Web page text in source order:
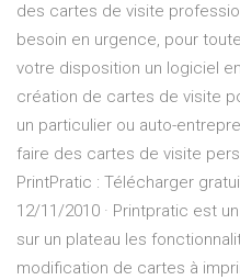
des cartes de visite
besoin en urgence, pour
votre disposition un logiciel
création de cartes de visite
un particulier ou auto-
faire des cartes de visite
PrintPratic : Télécharger
12/11/2010 · Printpratic est
sur un plateau les
modification de cartes à